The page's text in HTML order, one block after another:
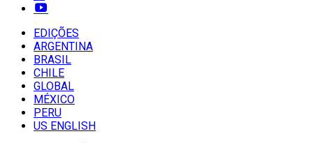
EDIÇÕES
ARGENTINA
BRASIL
CHILE
GLOBAL
MÉXICO
PERU
US ENGLISH